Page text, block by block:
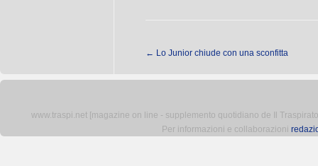
← Lo Junior chiude con una sconfitta
www.traspi.net [magazine on line - supplemento quotidiano de Il
Per informazioni e collaborazioni